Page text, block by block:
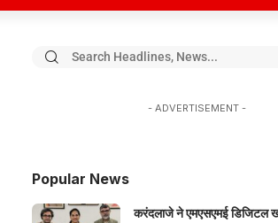
- ADVERTISEMENT -
Popular News
करंदलाजे ने एमएसएमई डिजिटल